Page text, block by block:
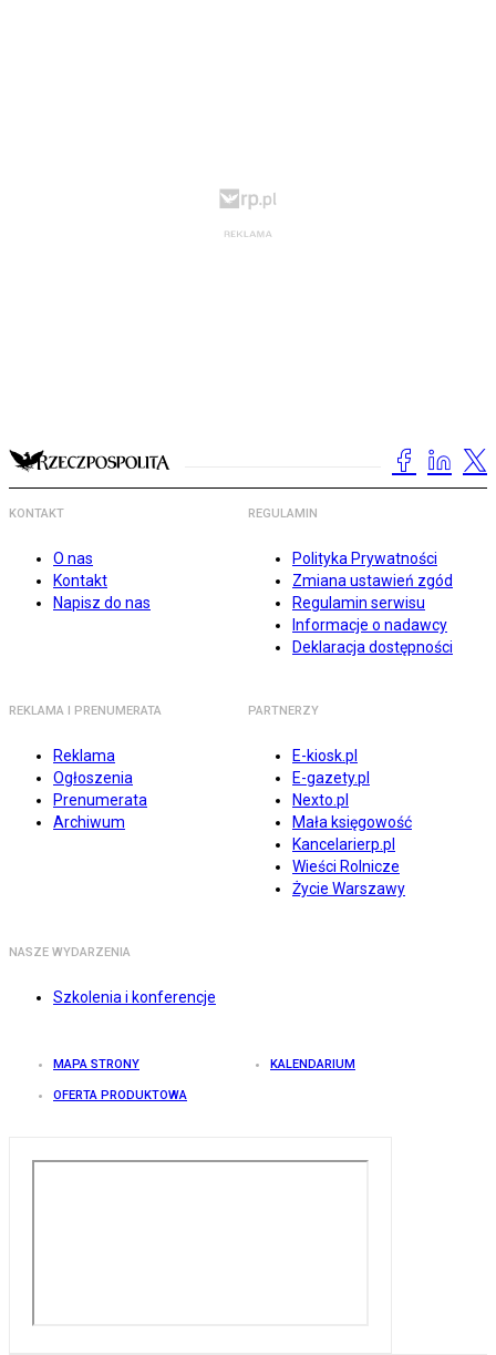
KONTAKT
O nas
Kontakt
Napisz do nas
REGULAMIN
Polityka Prywatności
Zmiana ustawień zgód
Regulamin serwisu
Informacje o nadawcy
Deklaracja dostępności
REKLAMA I PRENUMERATA
Reklama
Ogłoszenia
Prenumerata
Archiwum
PARTNERZY
E-kiosk.pl
E-gazety.pl
Nexto.pl
Mała księgowość
Kancelarierp.pl
Wieści Rolnicze
Życie Warszawy
NASZE WYDARZENIA
Szkolenia i konferencje
MAPA STRONY KALENDARIUM
OFERTA PRODUKTOWA